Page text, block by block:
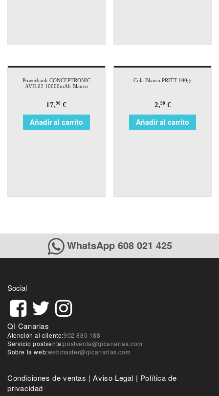
Powerbank CONCEPTRONIC
AVIL02 10000mAh Blanco
17,90 €
Añadir al carrito
Cola Blanca PRITT 100gr
2,90€
Añadir al carrito
WhatsApp 608 021 425
Social
QI Canarias
Atención al cliente:902 880 188
Servicio postventa:postventa@qicanarias.com
Sobre la web:webmaster@qicanarias.com
Condiciones de ventas |Aviso Legal | Política de
privacidad